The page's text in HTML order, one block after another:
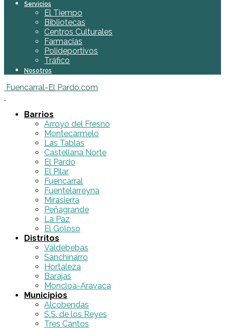
Servicios
El Tiempo
Bibliotecas
Centros Culturales
Farmacias
Polideportivos
Tráfico
Nosotros
Fuencarral-El Pardo.com
Barrios
Arroyo del Fresno
Montecarmelo
Las Tablas
Castellana Norte
El Pardo
El Pilar
Fuencarral
Fuentelarreyna
Mirasierra
Peñagrande
La Paz
El Goloso
Distritos
Valdebebas
Sanchinarro
Hortaleza
Barajas
Moncloa-Aravaca
Municipios
Alcobendas
S.S. de los Reyes
Tres Cantos